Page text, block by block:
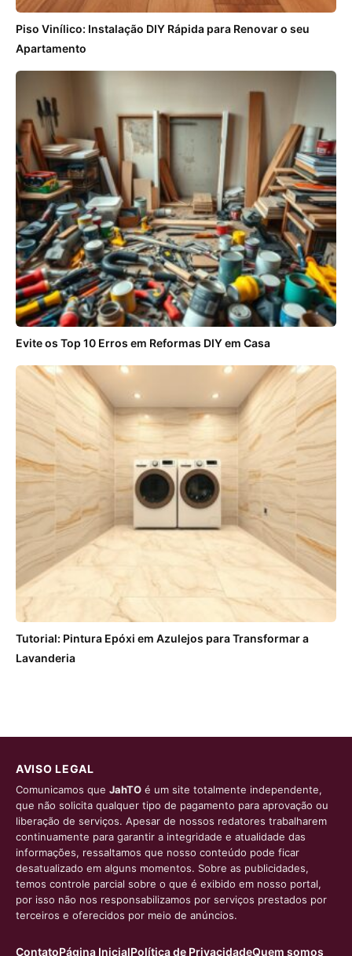
Piso Vinílico: Instalação DIY Rápida para Renovar o seu
Apartamento
Evite os Top 10 Erros em Reformas DIY em Casa
Tutorial: Pintura Epóxi em Azulejos para Transformar a
Lavanderia
AVISO LEGAL
Comunicamos que JahTO é um site totalmente independente,
que não solicita qualquer tipo de pagamento para aprovação ou
liberação de serviços. Apesar de nossos redatores trabalharem
continuamente para garantir a integridade e atualidade das
informações, ressaltamos que nosso conteúdo pode ficar
desatualizado em alguns momentos. Sobre as publicidades,
temos controle parcial sobre o que é exibido em nosso portal,
por isso não nos responsabilizamos por serviços prestados por
terceiros e oferecidos por meio de anúncios.
ContatoPágina InicialPolítica de PrivacidadeQuem somos